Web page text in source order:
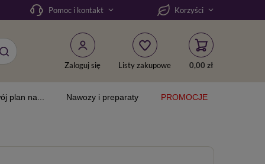
Pomoc i kontakt Korzyści
Zaloguj się Listy zakupowe 0,00 zł
plan na... Nawozy i preparaty PROMOCJE